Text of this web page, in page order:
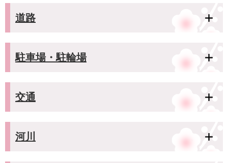
道路
駐車場・駐輪場
交通
河川